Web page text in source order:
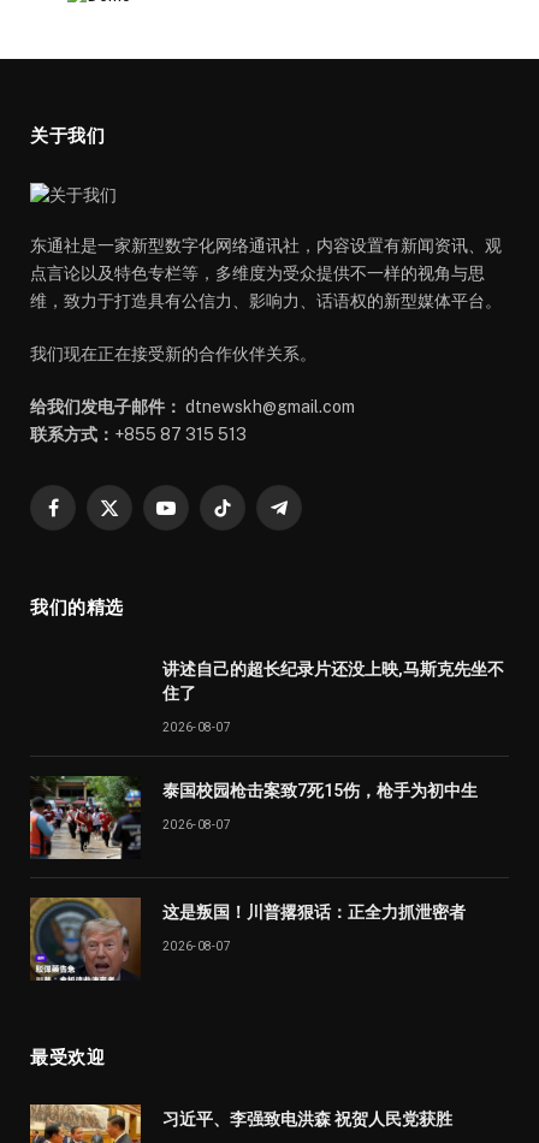
关于我们
东通社是一家新型数字化网络通讯社，内容设置有新闻资讯、观
点言论以及特色专栏等，多维度为受众提供不一样的视角与思
维，致力于打造具有公信力、影响力、话语权的新型媒体平台。
我们现在正在接受新的合作伙伴关系。
给我们发电子邮件： dtnewskh@gmail.com
联系方式： +855 87 315 513
Facebook
X
YouTubeTikTok Telegram
我们的精选
讲述自己的超长纪录片还没上映,马斯克先坐不
住了
2026-08-07
泰国校园枪击案致7死15伤，枪手为初中生
2026-08-07
这是叛国！川普撂狠话：正全力抓泄密者
2026-08-07
最受欢迎
习近平、李强致电洪森 祝贺人民党获胜